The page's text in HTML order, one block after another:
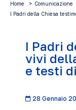
Home Comunicazione
I Padri della Chiesa
I Padri
vivi
e testi
28 Gennaio